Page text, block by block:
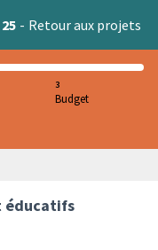
- Retour aux projets
3
Budget
éducatifs